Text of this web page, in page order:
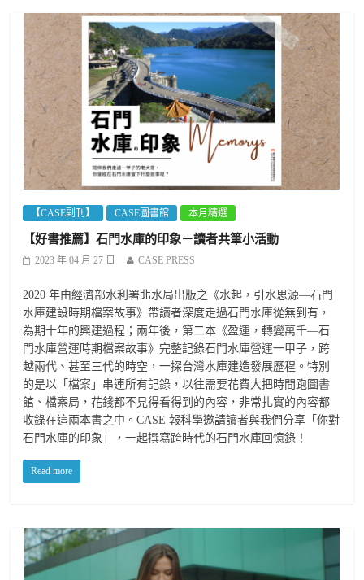
【CASE副刊】 CASE圖書館 本月精選
【好書推薦】石門水庫的印象－讀者共筆小活動
2023 年 04 月 27 日 CASE PRESS
2020 年由經濟部水利署北水局出版之《水起，引水思源—石門
水庫建設時期檔案故事》帶讀者深度走過石門水庫從無到有，
為期十年的興建過程；兩年後，第二本《盈運，轉變萬千—石
門水庫營運時期檔案故事》完整記錄石門水庫營運一甲子，跨
越兩代、甚至三代的時空，一探台灣水庫建造發展歷程。特別
的是以「檔案」串連所有記錄，以往需要花費大把時間跑圖書
館、檔案局，花錢都不見得看得到的內容，非常扎實的內容都
收錄在這兩本書之中。CASE 報科學邀請讀者與我們分享「你對
石門水庫的印象」，一起撰寫跨時代的石門水庫回憶錄！
Read more